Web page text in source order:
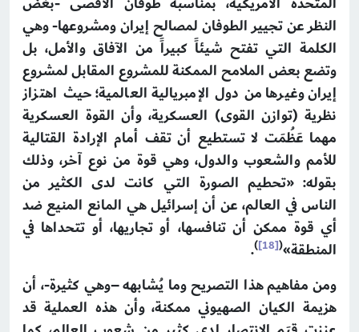
النظر عن تجيير الطوفان لمصالح إيران ومشروعها- وهي
الكلمة التي تفتح شيئاً كبيراً من الآفاق والأمل، بل
وتضع بعض الملامح الممكنة للمشروع المقابل لمشروع
إيران وغيرها من دول الإمبريالية العالمية؛ حيث اهتزاز
نظرية (توازن القوى) العسكرية، وأن القوة العسكرية
مهما عَظُمَت لا تستطيع أن تقف أمام الإرادة القتالية
للأمم والشعوب والدول، وهي قوة من نوع آخر، وذلك
بقوله: «تحطيم الصورة التي كانت لدى الكثير من
الناس في العالم، عن أن إسرائيل هي المانع المنيع ضد
أي قوة ممكن أن تنافسها، أو تجاريها، أو تتحداها في
المنطقة»(
[18]
)
.
ومن مفاهيم هذا التصريح وما يُشابهه –وهي كثيرة-، أن
هزيمة الكيان الصهيوني ممكنة، وأن هذه العملية قد